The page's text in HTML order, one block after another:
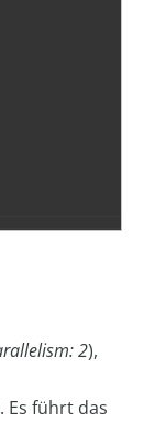
2),
Es führt das